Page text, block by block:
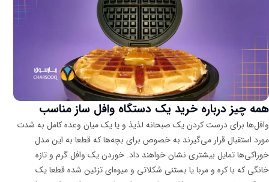
همه چیز درباره خرید یک دستگاه وافل ساز مناسب
وافل‌ها برای درست کردن یک صبحانه لذیذ و یا یک میان وعده کامل به شدت
مورد استقبال قرار می‌گیرند به خصوص برای بچه‌ها که قطعا به این مدل
خوراکی‌ها تمایل بیشتری نشان خواهند داد. خوردن یک وافل گرم و تازه
خانگی که با کره و مربا یا بستنی شکلاتی و میوه‌ای تزئین شده قطعا یک